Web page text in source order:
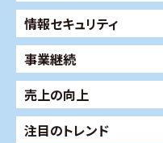
情報セキュリティ
事業継続
売上の向上
注目のトレンド